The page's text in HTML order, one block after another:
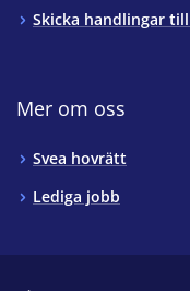
Skicka handlingar
Mer om oss
Svea hovrätt
Lediga jobb